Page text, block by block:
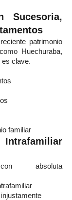
Sucesoria,
patrimonio
Huechuraba,
es clave.
familiar
con absoluta